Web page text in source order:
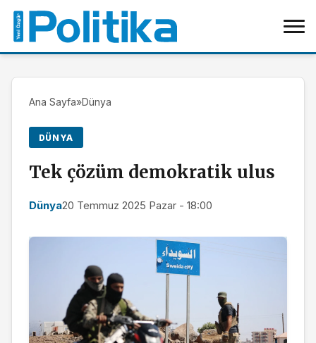
Ana Sayfa»Dünya
DÜNYA
Tek çözüm demokratik ulus
Dünya20 Temmuz 2025 Pazar - 18:00